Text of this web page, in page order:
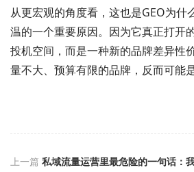
从更宏观的角度看，这也是GEO为什
温的一个重要原因。因为它真正打开
投机空间，而是一种新的品牌差异性
量不大、预算有限的品牌，反而可能
上一篇 私域流量运营里最危险的一句话：